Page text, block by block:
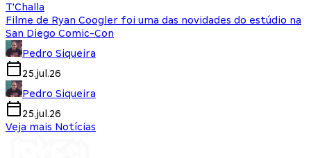
T'Challa
Filme de Ryan Coogler foi uma das novidades do estúdio na
San Diego Comic-Con
Pedro Siqueira
25.jul.26
Pedro Siqueira
25.jul.26
Veja mais Notícias